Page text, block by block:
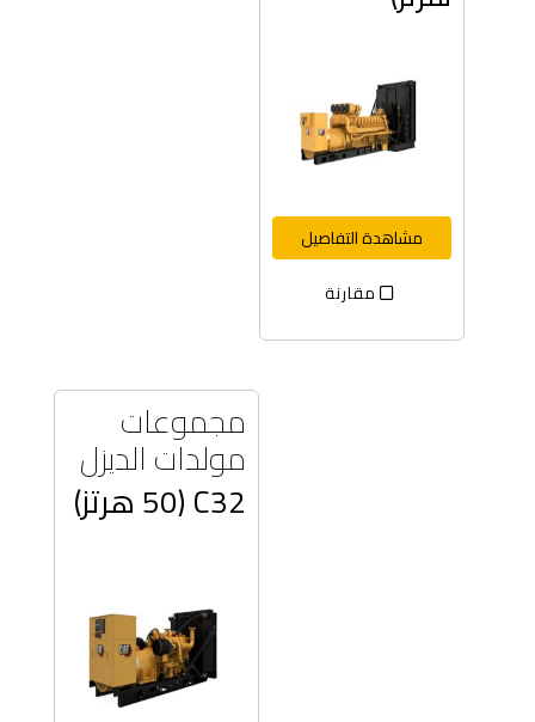
مشاهدة التفاصيل
مقارنة
مجموعات
مولدات الديزل
C32 (50 هرتز)